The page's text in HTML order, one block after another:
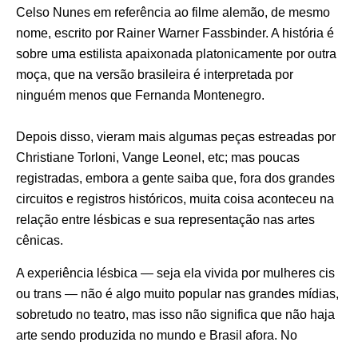
Celso Nunes em referência ao filme alemão, de mesmo
nome, escrito por Rainer Warner Fassbinder. A história é
sobre uma estilista apaixonada platonicamente por outra
moça, que na versão brasileira é interpretada por
ninguém menos que Fernanda Montenegro.
Depois disso, vieram mais algumas peças estreadas por
Christiane Torloni, Vange Leonel, etc; mas poucas
registradas, embora a gente saiba que, fora dos grandes
circuitos e registros históricos, muita coisa aconteceu na
relação entre lésbicas e sua representação nas artes
cênicas.
A experiência lésbica — seja ela vivida por mulheres cis
ou trans — não é algo muito popular nas grandes mídias,
sobretudo no teatro, mas isso não significa que não haja
arte sendo produzida no mundo e Brasil afora. No